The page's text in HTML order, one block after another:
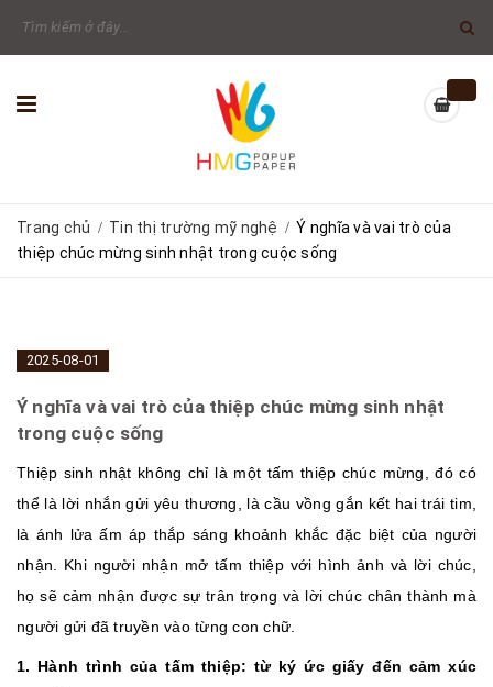
Trang chủ / Tin thị trường mỹ nghệ / Ý nghĩa và vai trò của
thiệp chúc mừng sinh nhật trong cuộc sống
2025-08-01
Ý nghĩa và vai trò của thiệp chúc mừng sinh nhật
trong cuộc sống
Thiệp sinh nhật không chỉ là một tấm thiệp chúc mừng, đó có
thể là lời nhắn gửi yêu thương, là cầu vồng gắn kết hai trái tim,
là ánh lửa ấm áp thắp sáng khoảnh khắc đặc biệt của người
nhận. Khi người nhận mở tấm thiệp với hình ảnh và lời chúc,
họ sẽ cảm nhận được sự trân trọng và lời chúc chân thành mà
người gửi đã truyền vào từng con chữ.
1. Hành trình của tấm thiệp: từ ký ức giấy đến cảm xúc